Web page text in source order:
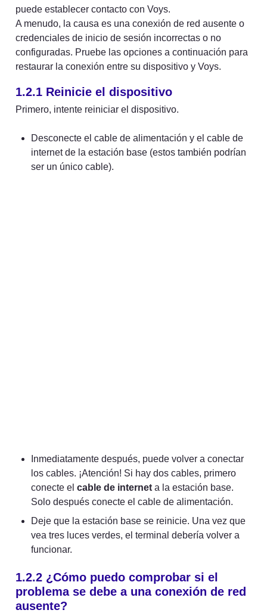
puede establecer contacto con Voys.
A menudo, la causa es una conexión de red ausente o
credenciales de inicio de sesión incorrectas o no
configuradas. Pruebe las opciones a continuación para
restaurar la conexión entre su dispositivo y Voys.
1.2.1 Reinicie el dispositivo
Primero, intente reiniciar el dispositivo.
Desconecte el cable de alimentación y el cable de
internet de la estación base (estos también podrían
ser un único cable).
Inmediatamente después, puede volver a conectar
los cables. ¡Atención! Si hay dos cables, primero
conecte el cable de internet a la estación base.
Solo después conecte el cable de alimentación.
Deje que la estación base se reinicie. Una vez que
vea tres luces verdes, el terminal debería volver a
funcionar.
1.2.2 ¿Cómo puedo comprobar si el
problema se debe a una conexión de red
ausente?